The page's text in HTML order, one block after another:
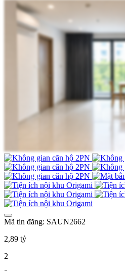
Mã tin đăng: SAUN2662
2,89 tỷ
2